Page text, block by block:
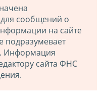
сообщений о
на сайте
подразумевает
Информация
сайта ФНС